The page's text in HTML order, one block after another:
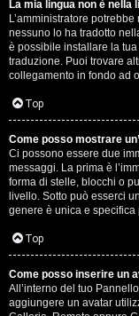
La mia lingua non è nella
L’amministratore
nessuno lo ha tradotto
è possibile installare la
traduzione. Puoi trovare
collegamento in fondo ad
Top
Come posso mostrare
Ci possono essere due
messaggi. La prima è
forma di stelle, blocchi o
livello. Sotto può esserci
genere è unica e specifica
Top
Come posso inserire un
All’interno del tuo
aggiungere un avatar
r
e
:
G
i
g
i
D
’
A